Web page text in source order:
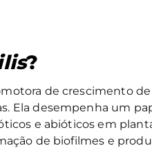
?
de crescimento de
Ela desempenha um
e abióticos em
de biofilmes e